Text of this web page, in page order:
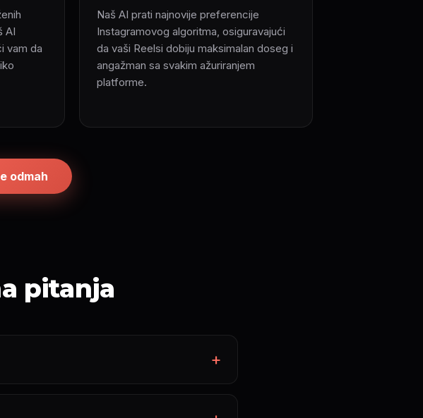
AI
vam da
Naš AI prati najnovije preferencije
Instagramovog algoritma, osiguravajući
da vaši Reelsi dobiju maksimalan doseg i
angažman sa svakim ažuriranjem
platforme.
odmah
pitanja